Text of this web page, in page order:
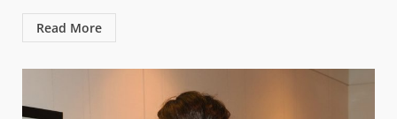
Read More